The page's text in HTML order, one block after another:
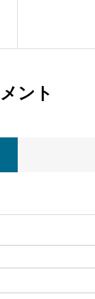
ント